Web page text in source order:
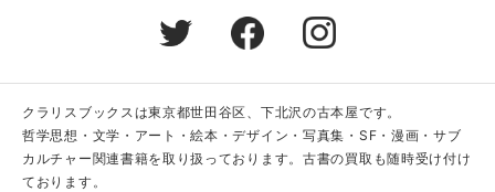
クラリスブックスは東京都世田谷区、下北沢の古本屋です。
哲学思想・文学・アート・絵本・デザイン・写真集・SF・漫画・サブ
カルチャー関連書籍を取り扱っております。古書の買取も随時受け付け
ております。